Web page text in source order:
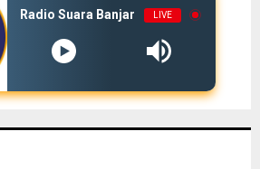
Radio Suara Banjar LIVE